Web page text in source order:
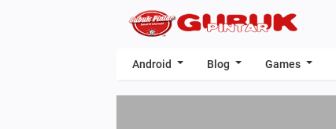
Android Blog Games